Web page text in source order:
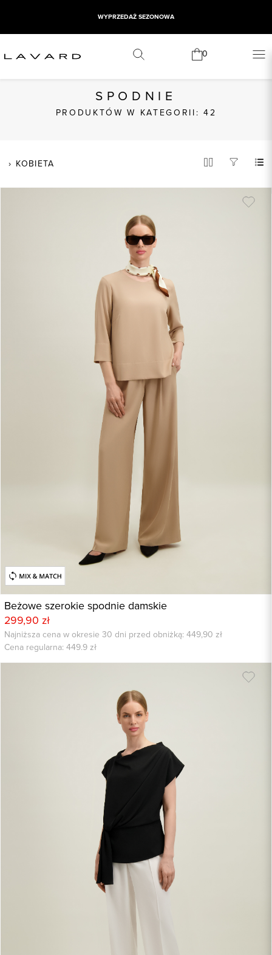
WYPRZEDAŻ SEZONOWA
0
SPODNIE
PRODUKTÓW W KATEGORII: 42
KOBIETA
Beżowe szerokie spodnie damskie
299,90 zł
Najniższa cena w okresie 30 dni przed obniżką: 449,90 zł
Cena regularna: 449.9zł